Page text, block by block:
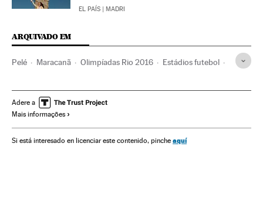
EL PAÍS | MADRI
ARQUIVADO EM
Pelé Maracanã Olimpíadas Rio 2016 Estádios futebol
Futebol América do Sul
América
Adere a
Mais informações
Si está interesado en licenciar este contenido, pinche aquí